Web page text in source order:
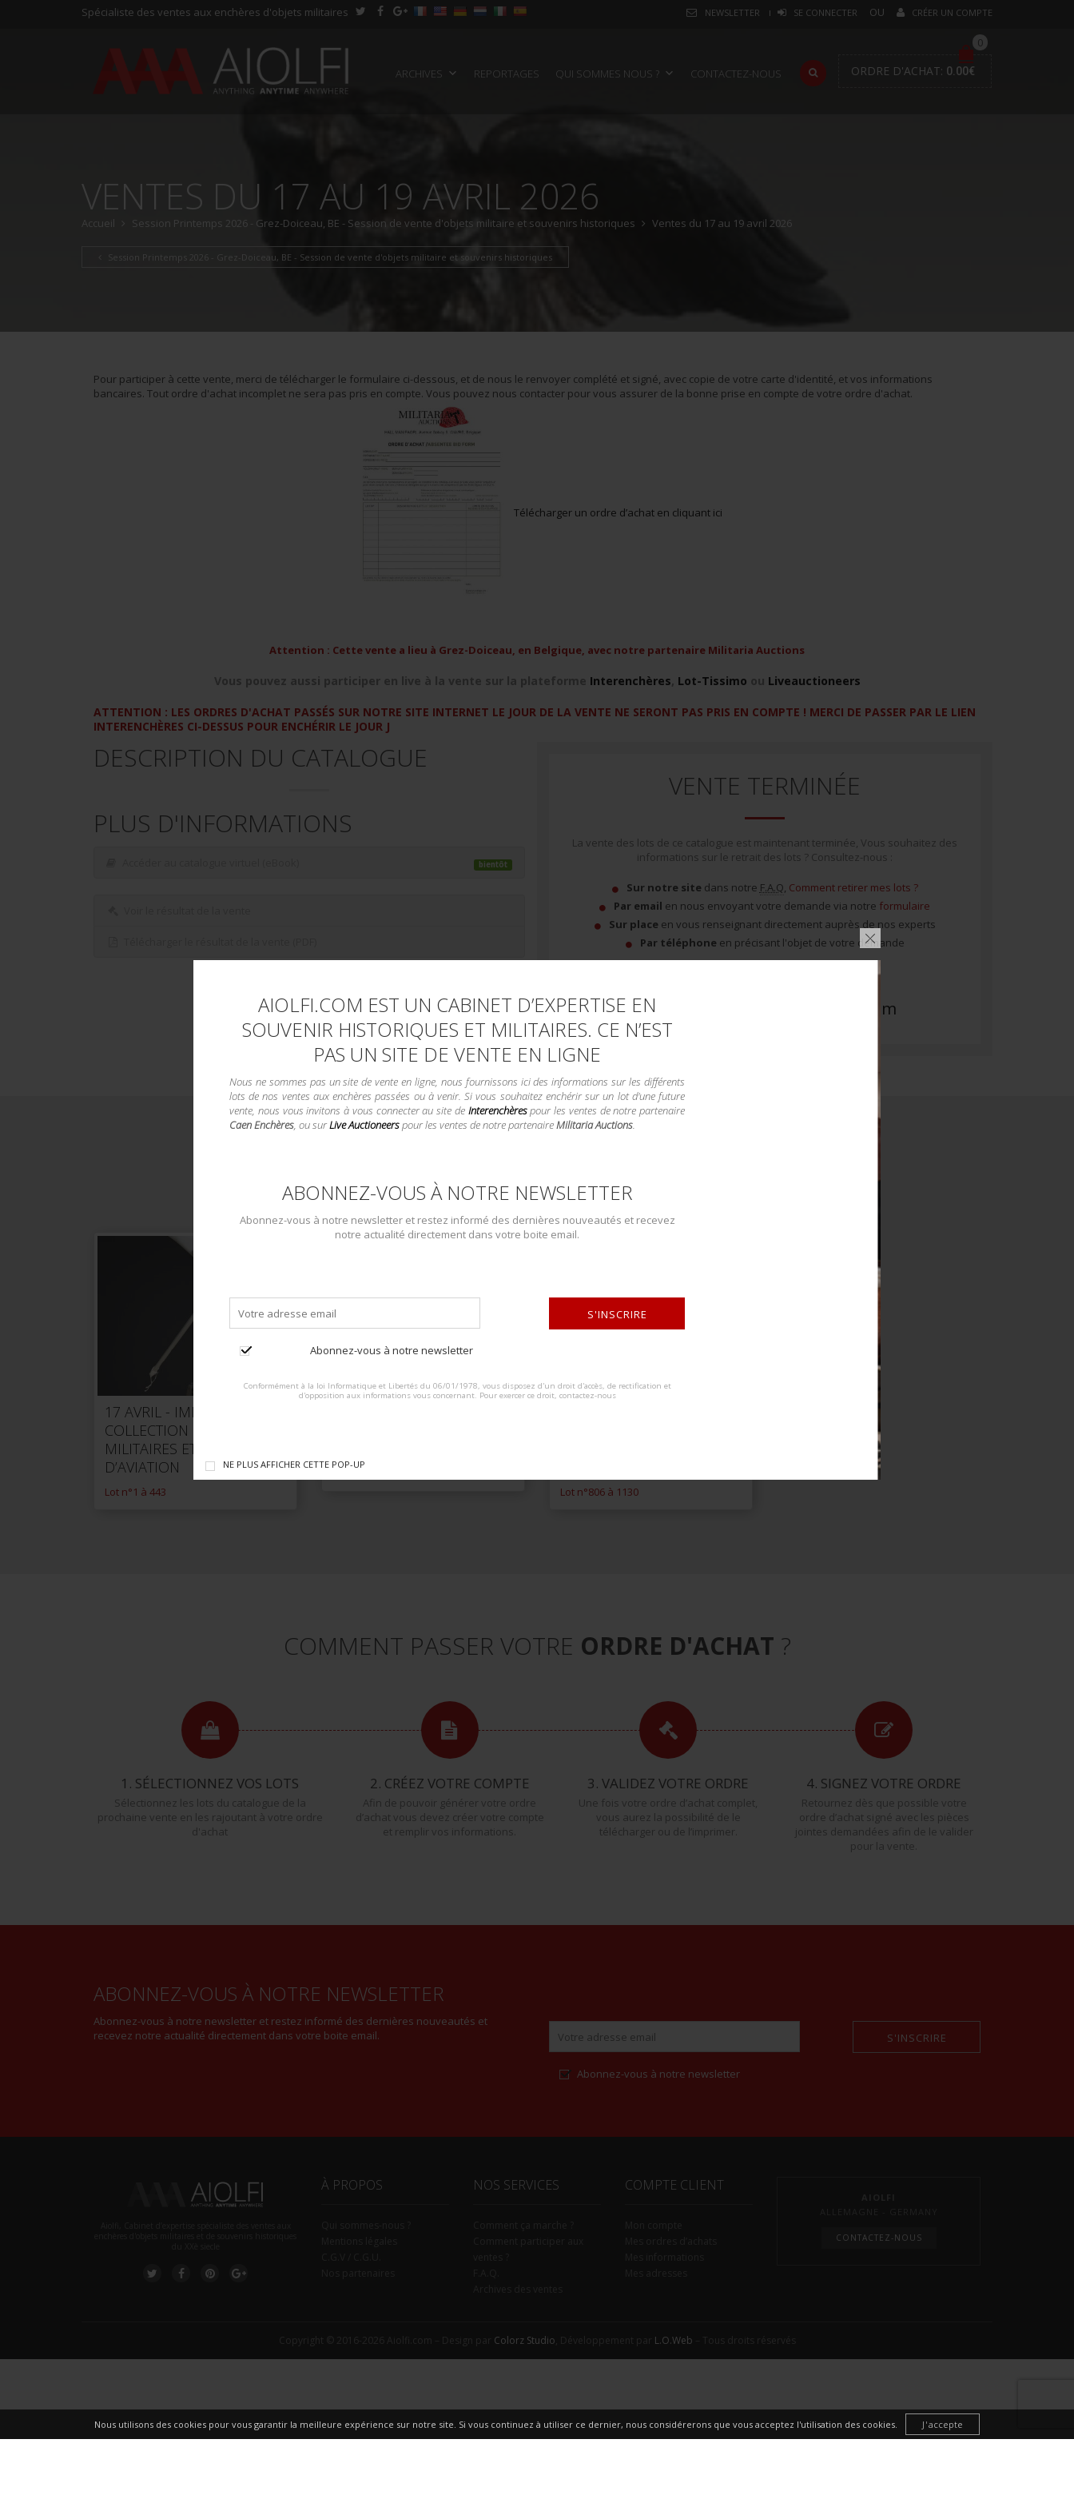
AIOLFI.COM EST UN CABINET D’EXPERTISE EN
SOUVENIR HISTORIQUES ET MILITAIRES. CE N’EST
PAS UN SITE DE VENTE EN LIGNE
Nous ne sommes pas un site de vente en ligne, nous fournissons ici des informations sur les différents
lots de nos ventes aux enchères passées ou à venir. Si vous souhaitez enchérir sur un lot d'une future
vente, nous vous invitons à vous connecter au site de Interenchèrespour les ventes de notre partenaire
Caen Enchères , ou surLive Auctioneerspour les ventes de notre partenaireMilitaria Auctions
ABONNEZ-VOUS À NOTRE NEWSLETTER
Abonnez-vous à notre newsletter et restez informé des dernières nouveautés et recevez
notre actualité directement dans votre boite email.
Abonnez-vous à notre newsletter
S'INSCRIRE
Conformément à la loi Informatique et Libertés du 06/01/1978, vous disposez d'un droit d'accès, de rectification et
d'opposition aux informations vous concernant. Pour exercer ce droit, contactez-nous
NE PLUS AFFICHER CETTE POP-UP
Spécialiste des ventes aux enchères d'objets militaires NEWSLETTER SE CONNECTER CRÉER UN COMPTE
ARCHIVES REPORTAGES QUI SOMMES NOUS ? CONTACTEZ-NOUS
0
ORDRE D'ACHAT: 0.00€
VENTES DU 17 AU 19 AVRIL 2026
Accueil Session Printemps 2026 - Grez-Doiceau, BE - Session de vente d'objets militaire et souvenirs historiques Ventes du 17 au 19 avril 2026
Session Printemps 2026 - Grez-Doiceau, BE - Session de vente d'objets militaire et souvenirs historiques
Pour participer à cette vente, merci de télécharger le formulaire ci-dessous, et de nous le renvoyer complété et signé, avec copie de votre carte d'identité, et vos informations
bancaires. Tout ordre d'achat incomplet ne sera pas pris en compte. Vous pouvez nous contacter pour vous assurer de la bonne prise en compte de votre ordre d'achat.
Télécharger un ordre d’achat en cliquant ici
Attention : Cette vente a lieu à Grez-Doiceau, en Belgique, avec notre partenaire Militaria Auctions
Vous pouvez aussi participer en live à la vente sur la plateforme Interenchères, Lot-Tissimo ou Liveauctioneers
ATTENTION : LES ORDRES D'ACHAT PASSÉS SUR NOTRE SITE INTERNET LE JOUR DE LA VENTE NE SERONT PAS PRIS EN COMPTE ! MERCI DE PASSER PAR LE LIEN
INTERENCHÈRES CI-DESSUS POUR ENCHÉRIR LE JOUR J
DESCRIPTION DU CATALOGUE
PLUS D'INFORMATIONS
bientôt
VENTE TERMINÉE
La vente des lots de ce catalogue est maintenant terminée, Vous souhaitez des
informations sur le retrait des lots ? Consultez-nous :
Sur notre site dans notre F.A.Q, Comment retirer mes lots ?
Par email en nous envoyant votre demande via notre formulaire
Sur place en vous renseignant directement auprès de nos experts
Par téléphone en précisant l'objet de votre demande
emilieweyl@militariauctions.com
17 AVRIL - IMPORTANTE
COLLECTION D’OPTIQUES
MILITAIRES ET DE PIÈCE
D’AVIATION
Lot n°1 à 443 Lot n°806 à 1130
COMMENT PASSER VOTRE ORDRE D'ACHAT ?
1. SÉLECTIONNEZ VOS LOTS
Sélectionnez les lots du catalogue de la
prochaine vente en les rajoutant à votre ordre
d'achat
2. CRÉEZ VOTRE COMPTE
Afin de pouvoir générer votre ordre
d’achat vous devez créer votre compte
et remplir vos informations.
3. VALIDEZ VOTRE ORDRE
Une fois votre ordre d’achat complet,
vous aurez la possibilité de le
télécharger ou de l’imprimer.
4. SIGNEZ VOTRE ORDRE
Retournez dès que possible votre
ordre d’achat signé avec les pièces
jointes demandées afin de le valider
pour la vente.
ABONNEZ-VOUS À NOTRE NEWSLETTER
Abonnez-vous à notre newsletter et restez informé des dernières nouveautés et
recevez notre actualité directement dans votre boite email.
Abonnez-vous à notre newsletter
S'INSCRIRE
À PROPOS NOS SERVICES COMPTE CLIENT
CONTACTEZ-NOUS
Colorz Studio L.O.Web
Nous utilisons des cookies pour vous garantir la meilleure expérience sur notre site. Si vous continuez à utiliser ce dernier, nous considérerons que vous acceptez l'utilisation des cookies. J'accepte